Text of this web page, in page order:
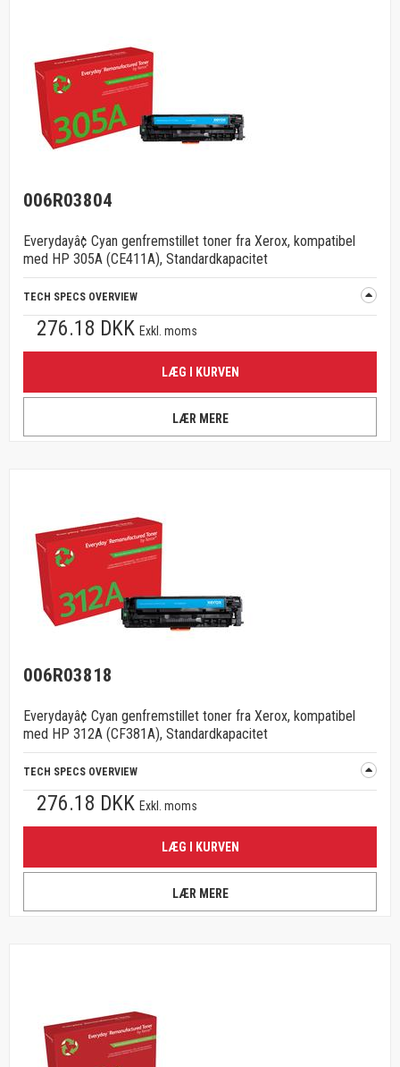
006R03804
Everydayâ¢ Cyan genfremstillet toner fra Xerox, kompatibel
med HP 305A (CE411A), Standardkapacitet
TECH SPECS OVERVIEW
276.18 DKK Exkl. moms
LÆG I KURVEN
LÆR MERE
006R03818
Everydayâ¢ Cyan genfremstillet toner fra Xerox, kompatibel
med HP 312A (CF381A), Standardkapacitet
TECH SPECS OVERVIEW
276.18 DKK Exkl. moms
LÆG I KURVEN
LÆR MERE